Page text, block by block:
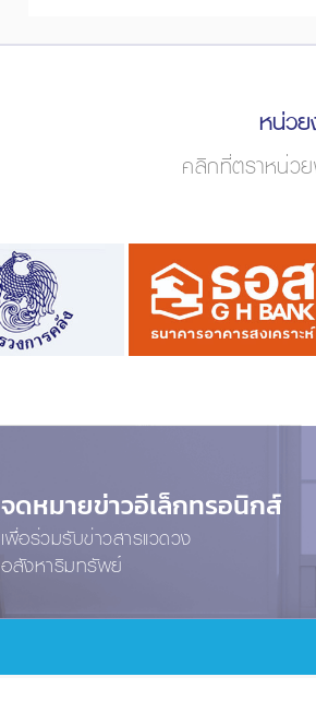
หน่ว
คลิกที่ตราหน่ว
จดหมายข่าวอีเล็กทรอนิกส์
เพื่อร่วมรับข่าวสารแวดวง
อสังหาริมทรัพย์